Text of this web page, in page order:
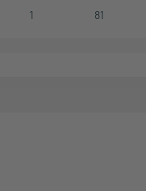
1 81